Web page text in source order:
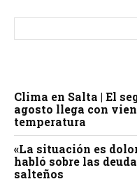
Clima en Salta | El
agosto llega con
temperatura
«La situación es
habló sobre las
salteños